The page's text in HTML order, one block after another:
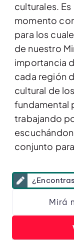
culturales.
momento
para los
de nuestro
importancia
cada región
cultural de
fundamental
trabajando
conjunto
Mirá